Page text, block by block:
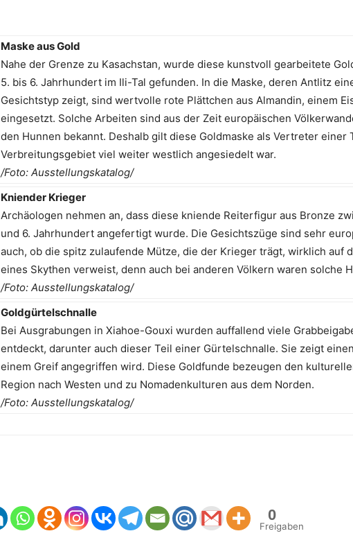
Maske aus Gold
Nahe der Grenze zu Kasachstan, wurde diese kunstvoll gearbeitete
5. bis 6. Jahrhundert im Ili-Tal gefunden. In die Maske, deren Antlitz
Gesichtstyp zeigt, sind wertvolle rote Plättchen aus Almandin, einem
eingesetzt. Solche Arbeiten sind aus der Zeit europäischen
den Hunnen bekannt. Deshalb gilt diese Goldmaske als Vertreter einer
Verbreitungsgebiet viel weiter westlich angesiedelt war.
/Foto: Ausstellungskatalog/
Kniender Krieger
Archäologen nehmen an, dass diese kniende Reiterfigur aus Bronze
und 6. Jahrhundert angefertigt wurde. Die Gesichtszüge sind sehr
auch, ob die spitz zulaufende Mütze, die der Krieger trägt, wirklich auf
eines Skythen verweist, denn auch bei anderen Völkern waren solche
/Foto: Ausstellungskatalog/
Goldgürtelschnalle
Bei Ausgrabungen in Xiahoe-Gouxi wurden auffallend viele
entdeckt, darunter auch dieser Teil einer Gürtelschnalle. Sie zeigt
einem Greif angegriffen wird. Diese Goldfunde bezeugen den
Region nach Westen und zu Nomadenkulturen aus dem Norden.
/Foto: Ausstellungskatalog/
0
Freigaben